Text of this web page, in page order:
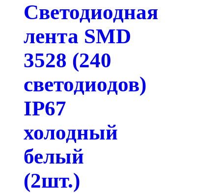
Светодиодная
лента SMD
3528 (240
светодиодов)
IP67
холодный
белый
(2шт.)